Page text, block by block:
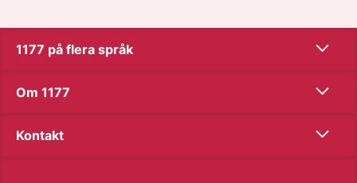
1177 på flera språk Show
Om 1177 Show
Kontakt Show